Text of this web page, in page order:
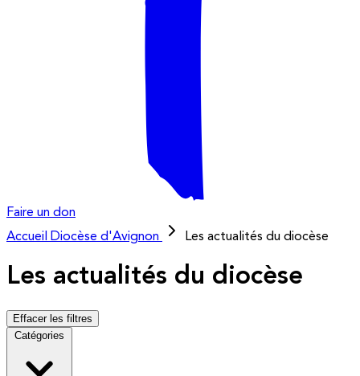
Faire un don
Accueil
Diocèse d'Avignon Les actualités du diocèse
Les actualités du diocèse
Effacer les filtres
Catégories